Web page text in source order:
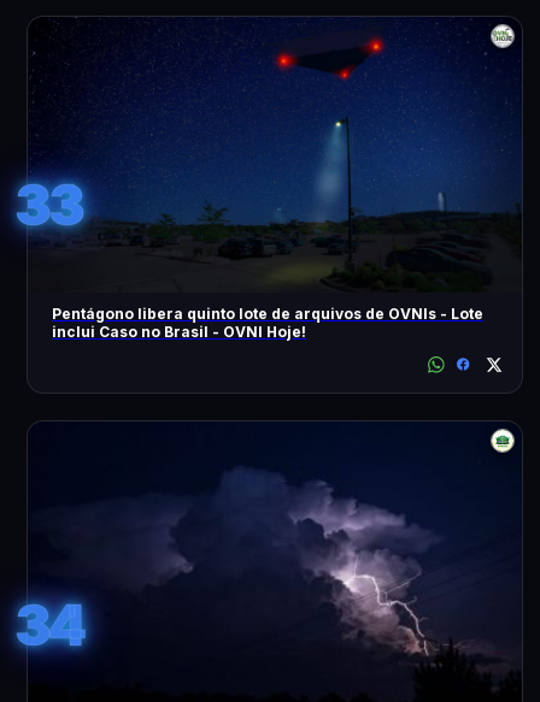
33
Pentágono libera quinto lote de arquivos de OVNIs - Lote
inclui Caso no Brasil - OVNI Hoje!
34